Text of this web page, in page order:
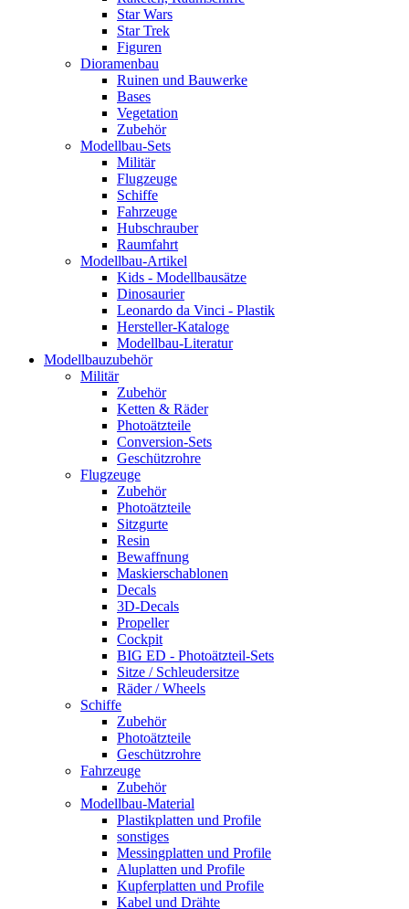
Star Wars
Star Trek
Figuren
Dioramenbau
Ruinen und Bauwerke
Bases
Vegetation
Zubehör
Modellbau-Sets
Militär
Flugzeuge
Schiffe
Fahrzeuge
Hubschrauber
Raumfahrt
Modellbau-Artikel
Kids - Modellbausätze
Dinosaurier
Leonardo da Vinci - Plastik
Hersteller-Kataloge
Modellbau-Literatur
Modellbauzubehör
Militär
Zubehör
Ketten & Räder
Photoätzteile
Conversion-Sets
Geschützrohre
Flugzeuge
Zubehör
Photoätzteile
Sitzgurte
Resin
Bewaffnung
Maskierschablonen
Decals
3D-Decals
Propeller
Cockpit
BIG ED - Photoätzteil-Sets
Sitze / Schleudersitze
Räder / Wheels
Schiffe
Zubehör
Photoätzteile
Geschützrohre
Fahrzeuge
Zubehör
Modellbau-Material
Plastikplatten und Profile
sonstiges
Messingplatten und Profile
Aluplatten und Profile
Kupferplatten und Profile
Kabel und Drähte